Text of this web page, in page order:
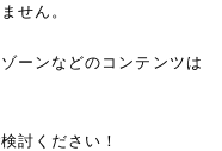
せん。
ーンなどのコンテンツは
討ください！